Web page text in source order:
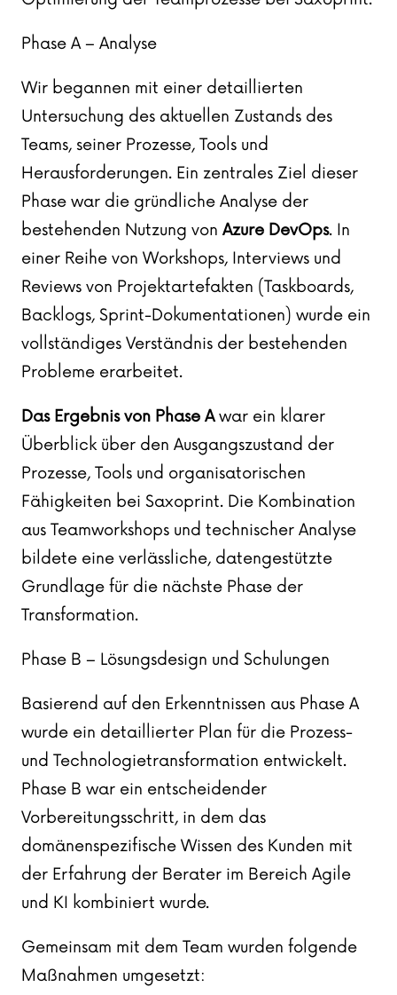
Phase A – Analyse
Wir begannen mit einer detaillierten
Untersuchung des aktuellen Zustands des
Teams, seiner Prozesse, Tools und
Herausforderungen. Ein zentrales Ziel dieser
Phase war die gründliche Analyse der
bestehenden Nutzung von Azure DevOps. In
einer Reihe von Workshops, Interviews und
Reviews von Projektartefakten (Taskboards,
Backlogs, Sprint-Dokumentationen) wurde ein
vollständiges Verständnis der bestehenden
Probleme erarbeitet.
Das Ergebnis von Phase Awar ein klarer
Überblick über den Ausgangszustand der
Prozesse, Tools und organisatorischen
Fähigkeiten bei Saxoprint. Die Kombination
aus Teamworkshops und technischer Analyse
bildete eine verlässliche, datengestützte
Grundlage für die nächste Phase der
Transformation.
Phase B – Lösungsdesign und Schulungen
Basierend auf den Erkenntnissen aus Phase A
wurde ein detaillierter Plan für die Prozess-
und Technologietransformation entwickelt.
Phase B war ein entscheidender
Vorbereitungsschritt, in dem das
domänenspezifische Wissen des Kunden mit
der Erfahrung der Berater im Bereich Agile
und KI kombiniert wurde.
Gemeinsam mit dem Team wurden folgende
Maßnahmen umgesetzt: